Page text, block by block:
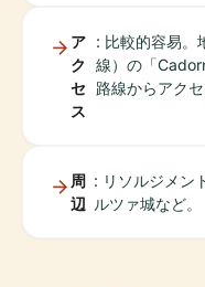
ア
ク
セ
ス
: 比較的容易。
線）の「
路線からアクセ
周
辺
: リソルジメン
ルツァ城など。